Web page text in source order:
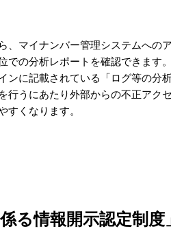
、マイナンバー管理システムへの
での分析レポートを確認できます
ンに記載されている「ログ等の分
行うにあたり外部からの不正アク
すくなります。
る情報開示認定制度